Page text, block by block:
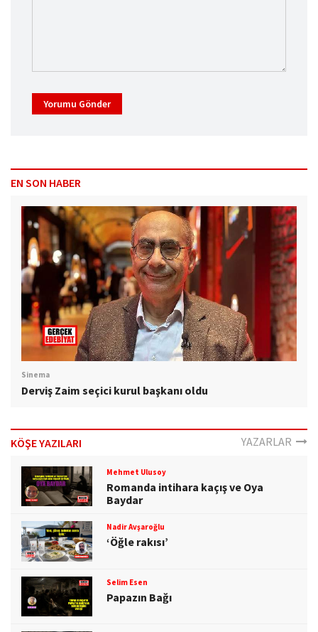
Yorumu Gönder
EN SON HABER
Sinema
Derviş Zaim seçici kurul başkanı oldu
KÖŞE YAZILARI YAZARLAR
Mehmet Ulusoy
Romanda intihara kaçış ve Oya
Baydar
Nadir Avşaroğlu
‘Öğle rakısı’
Selim Esen
Papazın Bağı